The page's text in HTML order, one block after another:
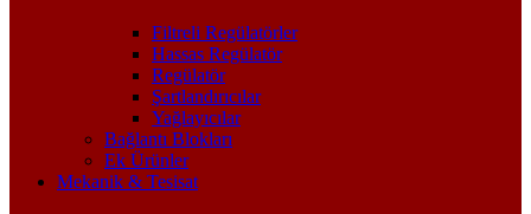
Filtreli Regülatörler
Hassas Regülatör
Regülatör
Şartlandırıcılar
Yağlayıcılar
Bağlantı Blokları
Ek Ürünler
Mekanik & Tesisat